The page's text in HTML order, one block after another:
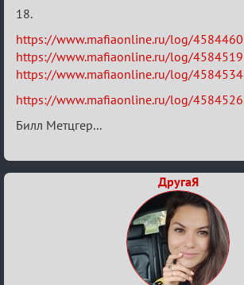
Re:
ВСПОМНИТЬ
ВСЕХ
-
2
18.
https://www.mafiaonline.ru/log/4584460
https://www.mafiaonline.ru/log/4584519
https://www.mafiaonline.ru/log/4584534
https://www.mafiaonline.ru/log/4584526
Билл Метцгер...
ДругаЯ